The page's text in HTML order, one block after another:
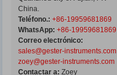
China.
Teléfono.: +86-19959681869
WhatsApp: +86-19959681869
Correo electrónico:
sales@gester-instruments.com
zoey@gester-instruments.com
Contactar a:Zoey